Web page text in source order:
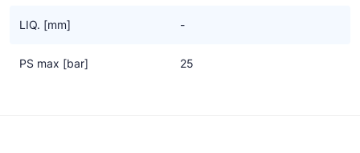
LIQ. [mm] -
PS max [bar] 25